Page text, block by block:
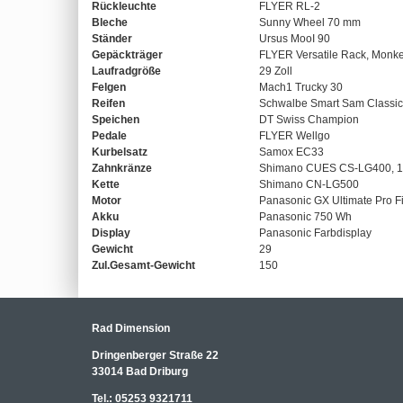
Rückleuchte
FLYER RL-2
Bleche
Sunny Wheel 70 mm
Ständer
Ursus MooI 90
Gepäckträger
FLYER Versatile Rack,
Laufradgröße
29 Zoll
Felgen
Mach1 Trucky 30
Reifen
Schwalbe Smart Sam
Speichen
DT Swiss Champion
Pedale
FLYER Wellgo
Kurbelsatz
Samox EC33
Zahnkränze
Shimano CUES CS-LG400,
Kette
Shimano CN-LG500
Motor
Panasonic GX Ultimate Pro
Akku
Panasonic 750 Wh
Display
Panasonic Farbdisplay
Gewicht
29
Zul.Gesamt-Gewicht
150
Rad Dimension
Dringenberger Straße 22
33014 Bad Driburg
Tel.: 05253 9321711